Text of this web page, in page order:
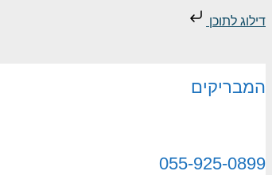
דילוג לתוכן
המבריקים
055-925-0899